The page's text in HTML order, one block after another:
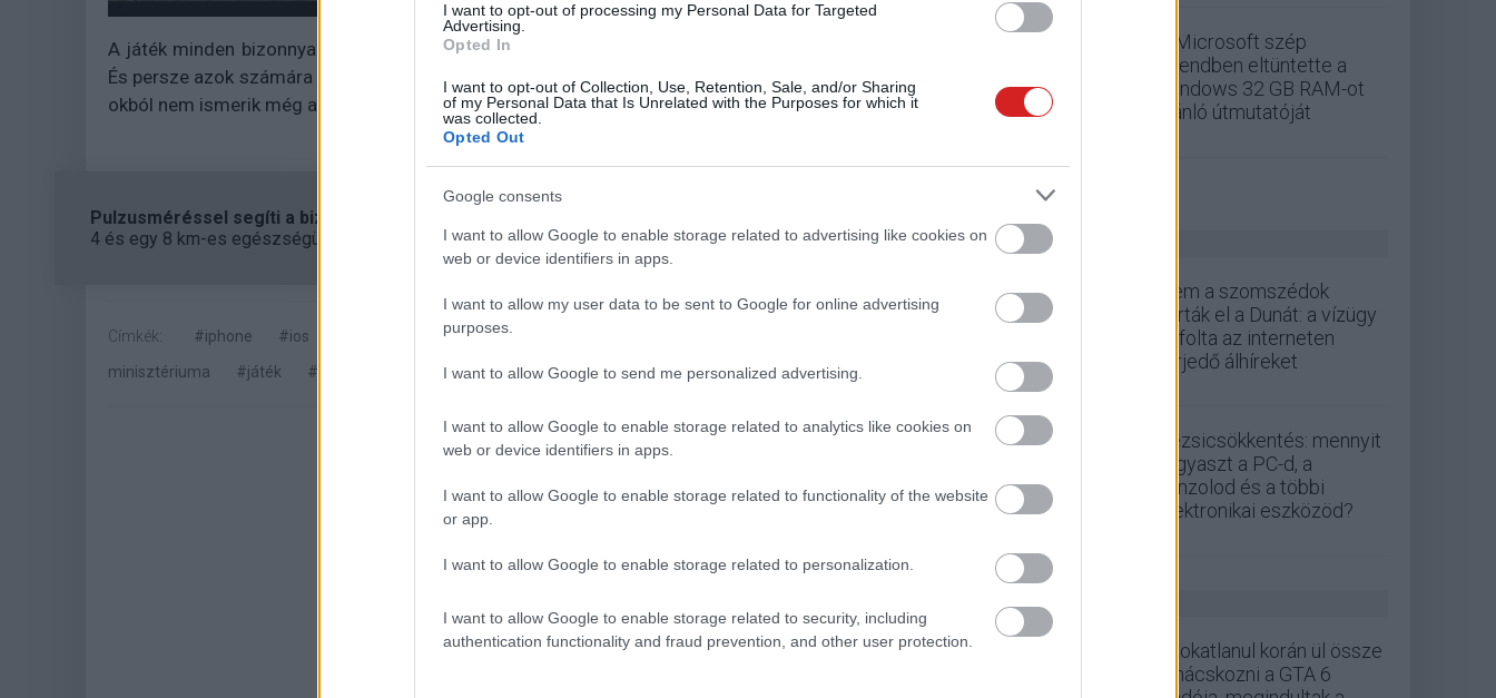
I want to opt-out of processing my Personal Data for Targeted
Advertising.
Opted In
I want to opt-out of Collection, Use, Retention, Sale, and/or Sharing
of my Personal Data that Is Unrelated with the Purposes for which it
was collected.
Opted Out
Google consents
I want to allow Google to enable storage related to advertising like cookies on
web or device identifiers in apps.
I want to allow my user data to be sent to Google for online advertising
purposes.
I want to allow Google to send me personalized advertising.
I want to allow Google to enable storage related to analytics like cookies on
web or device identifiers in apps.
I want to allow Google to enable storage related to functionality of the website
or app.
I want to allow Google to enable storage related to personalization.
I want to allow Google to enable storage related to security, including
authentication functionality and fraud prevention, and other user protection.
A játék minden bizonnyal remek és kellemesen agyament szórakozást nyújt majd a fanok számára.
És persze azok számára is, akik valamilyen megmagyarázhatatlan, egyszersmind megbocsáthatatlan
okból nem ismerik még a Pythonok munkásságát.
Pulzusméréssel segíti a biztonságos mozgást az új balatoni kardioösvény (X)
4 és egy 8 km-es egészségügyi tanösvény nyílt Balatonalmádiban.
Címkék: #iphone #ios #alkalmazás
minisztériuma
#játék #mobil
Hozzászólások
A Microsoft szép
csendben eltüntette a
Windows 32 GB RAM-ot
ajánló útmutatóját
ZÖLD PÁLYA
Nem a szomszédok
zárták el a Dunát: a vízügy
cáfolta az interneten
terjedő álhíreket
Rezsicsökkentés: mennyit
fogyaszt a PC-d, a
konzolod és a többi
elektronikai eszközöd?
GS HÍREK
Szokatlanul korán ül össze
tanácskozni a GTA 6